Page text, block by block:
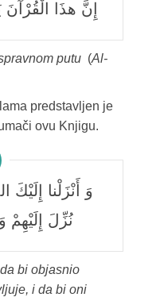
إِنَّ هذَا
putu(Al-
predstavljen je
ovu Knjigu.
وَ أَنْزَلْنا إِلَيْكَ
نُزِّلَ إِلَيْهِمْ
bi objasnio
i da bi oni